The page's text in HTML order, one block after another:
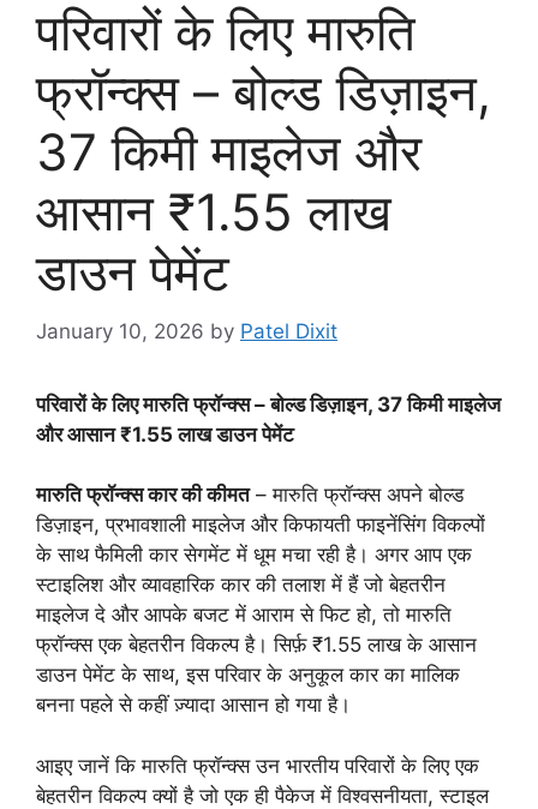
परिवारों के लिए मारुति
फ्रॉन्क्स – बोल्ड डिज़ाइन,
37 किमी माइलेज और
आसान ₹1.55 लाख
डाउन पेमेंट
January 10, 2026 by Patel Dixit
परिवारों के लिए मारुति फ्रॉन्क्स – बोल्ड डिज़ाइन, 37 किमी माइलेज
और आसान ₹1.55 लाख डाउन पेमेंट
मारुति फ्रॉन्क्स कार की कीमत– मारुति फ्रॉन्क्स अपने बोल्ड
डिज़ाइन, प्रभावशाली माइलेज और किफायती फाइनेंसिंग विकल्पों
के साथ फैमिली कार सेगमेंट में धूम मचा रही है। अगर आप एक
स्टाइलिश और व्यावहारिक कार की तलाश में हैं जो बेहतरीन
माइलेज दे और आपके बजट में आराम से फिट हो, तो मारुति
फ्रॉन्क्स एक बेहतरीन विकल्प है। सिर्फ़ ₹1.55 लाख के आसान
डाउन पेमेंट के साथ, इस परिवार के अनुकूल कार का मालिक
बनना पहले से कहीं ज़्यादा आसान हो गया है।
आइए जानें कि मारुति फ्रॉन्क्स उन भारतीय परिवारों के लिए एक
बेहतरीन विकल्प क्यों है जो एक ही पैकेज में विश्वसनीयता, स्टाइल